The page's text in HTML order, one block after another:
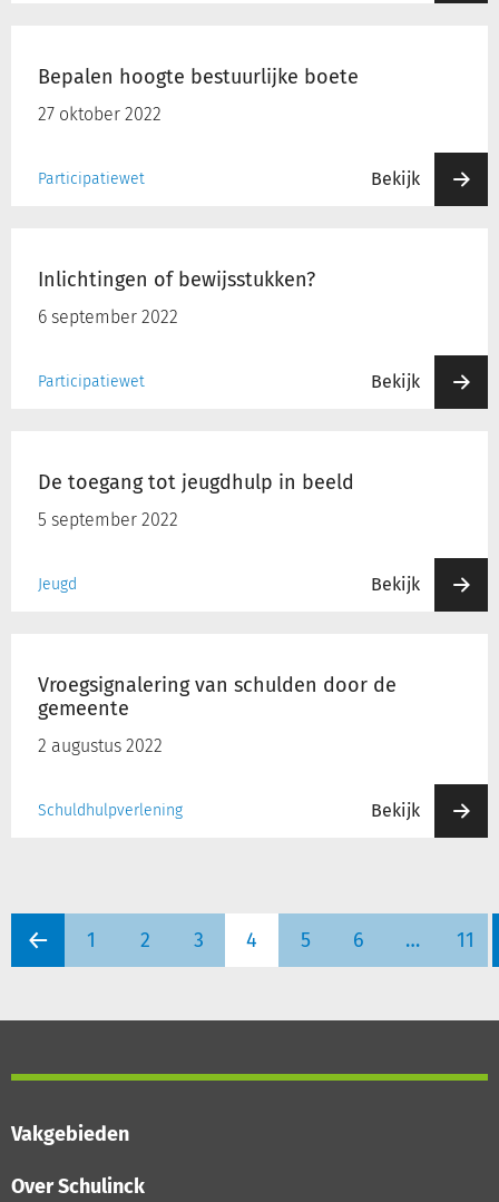
Bepalen hoogte bestuurlijke boete
27 oktober 2022
Participatiewet Bekijk
bestuurlijke
boete
Inlichtingen of bewijsstukken?
6 september 2022
Participatiewet Bekijk
bewijsstukken?
De toegang tot jeugdhulp in beeld
5 september 2022
Jeugd Bekijk
jeugdhulp
Vroegsignalering van schulden door de
gemeente
2 augustus 2022
Schuldhulpverlening Bekijk
schulden
door
1 2 3 4 5 6 … 11
Vakgebieden
Over Schulinck